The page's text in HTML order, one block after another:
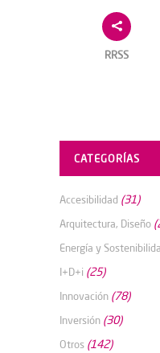
RRSS
CATEGORÍAS
Accesibilidad (31)
Arquitectura, Diseño
Energía y
I+D+i (25)
Innovación (78)
Inversión (30)
Otros (142)